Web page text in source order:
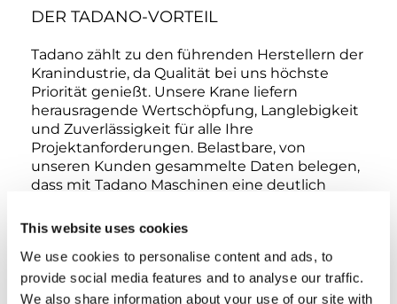
This website uses cookies
We use cookies to personalise content and ads, to
provide social media features and to analyse our traffic.
We also share information about your use of our site with
DER TADANO-VORTEIL
Tadano zählt zu den führenden Herstellern der
Kranindustrie, da Qualität bei uns höchste
Priorität genießt. Unsere Krane liefern
herausragende Wertschöpfung, Langlebigkeit
und Zuverlässigkeit für alle Ihre
Projektanforderungen. Belastbare, von
unseren Kunden gesammelte Daten belegen,
dass mit Tadano Maschinen eine deutlich
mit Maschinen des Wettbewerbs. Die
überlegener Ingenieurskunst und
strukturellem Design als Basis und
manifestiert sich im gesamten